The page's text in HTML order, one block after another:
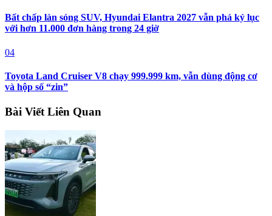
Bất chấp làn sóng SUV, Hyundai Elantra 2027 vẫn phá kỷ lục
với hơn 11.000 đơn hàng trong 24 giờ
04
Toyota Land Cruiser V8 chạy 999.999 km, vẫn dùng động cơ
và hộp số “zin”
Bài Viết Liên Quan